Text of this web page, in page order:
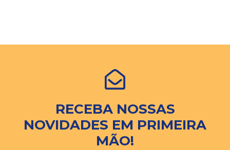
RECEBA NOSSAS
NOVIDADES EM PRIMEIRA
MÃO!